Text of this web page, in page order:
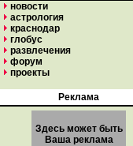
новости
астрология
краснодар
глобус
развлечения
форум
проекты
Реклама
Здесь может быть
Ваша реклама